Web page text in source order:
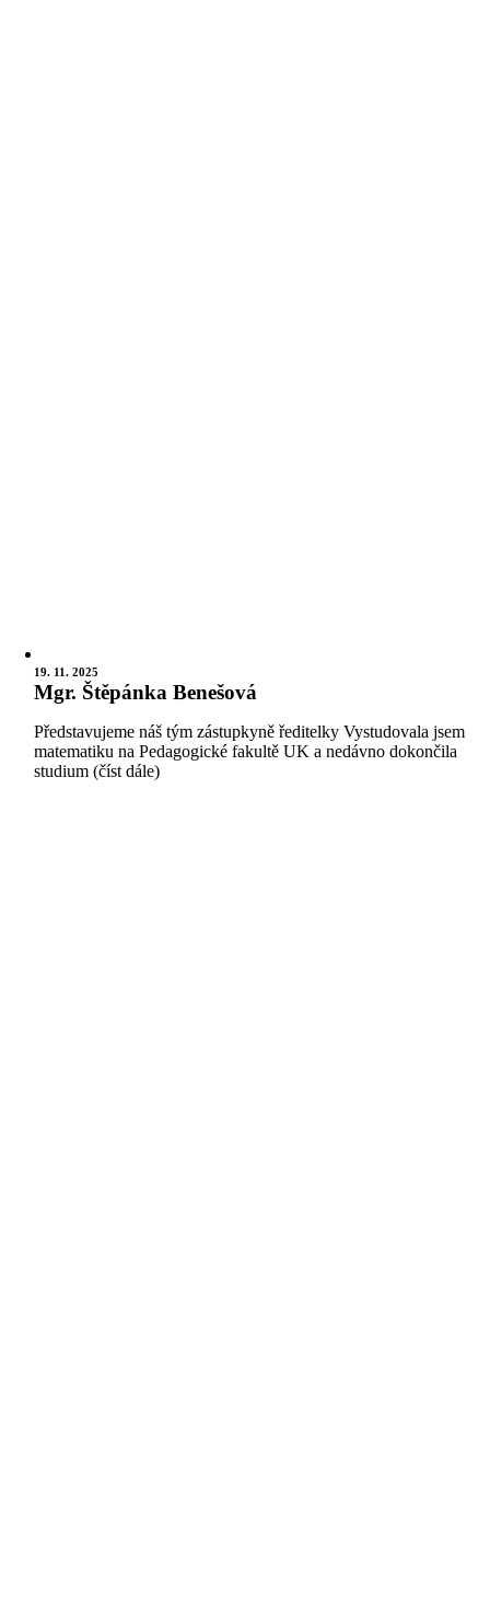
19. 11. 2025
Mgr. Štěpánka Benešová
Představujeme náš tým zástupkyně ředitelky Vystudovala jsem
matematiku na Pedagogické fakultě UK a nedávno dokončila
studium (číst dále)